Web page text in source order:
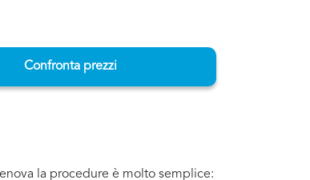
Confronta prezzi
la procedure è molto semplice: